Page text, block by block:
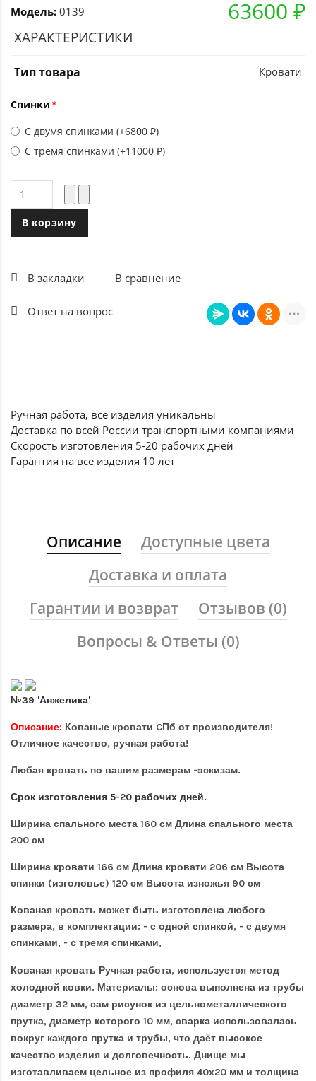
63600 ₽
Модель: 0139
ХАРАКТЕРИСТИКИ
Тип товара Кровати
Спинки
С двумя спинками (+6800 ₽)
С тремя спинками (+11000 ₽)
В корзину
В закладки В сравнение
Ответ на вопрос
Ручная работа, все изделия уникальны
Доставка по всей России транспортными компаниями
Скорость изготовления 5-20 рабочих дней
Гарантия на все изделия 10 лет
Описание
Доступные цвета
Доставка и оплата
Гарантии и возврат
Отзывов (0)
Вопросы & Ответы (0)
№39 'Анжелика'
Описание: Кованые кровати CПб от производителя!
Отличное качество, ручная работа!
Любая кровать по вашим размерам -эскизам.
Срок изготовления 5-20 рабочих дней.
Ширина спального места 160 см Длина спального места
200 см
Ширина кровати 166 см Длина кровати 206 см Высота
спинки (изголовье) 120 см Высота изножья 90 см
Кованая кровать может быть изготовлена любого
размера, в комплектации: - с одной спинкой, - с двумя
спинками, - с тремя спинками,
Кованая кровать Ручная работа, используется метод
холодной ковки. Материалы: основа выполнена из трубы
диаметр 32 мм, сам рисунок из цельнометаллического
прутка, диаметр которого 10 мм, сварка использовалась
вокруг каждого прутка и трубы, что даёт высокое
качество изделия и долговечность. Днище мы
изготавливаем цельное из профиля 40х20 мм и толщина